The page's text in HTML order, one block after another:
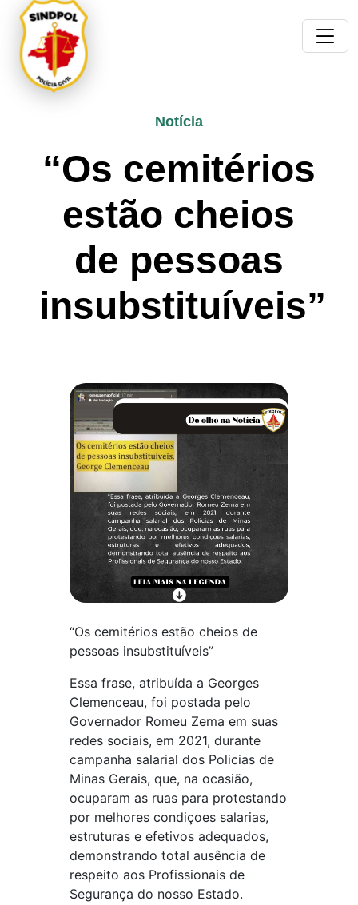
Notícia
“Os cemitérios
estão cheios
de pessoas
insubstituíveis”
“Os cemitérios estão cheios de
pessoas insubstituíveis”
Essa frase, atribuída a Georges
Clemenceau, foi postada pelo
Governador Romeu Zema em suas
redes sociais, em 2021, durante
campanha salarial dos Policias de
Minas Gerais, que, na ocasião,
ocuparam as ruas para protestando
por melhores condiçoes salarias,
estruturas e efetivos adequados,
demonstrando total ausência de
respeito aos Profissionais de
Segurança do nosso Estado.